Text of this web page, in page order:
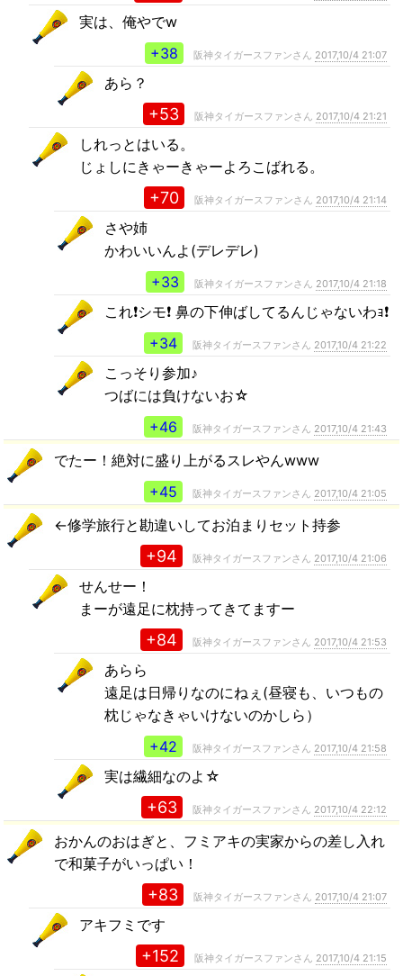
実は、俺やでw
+38
阪神タイガースファンさん 2017,10/4 21:07
あら？
+53 阪神タイガースファンさん 2017,10/4 21:21
しれっとはいる。
じょしにきゃーきゃーよろこばれる。
+70 阪神タイガースファンさん 2017,10/4 21:14
さや姉
かわいいんよ(デレデレ)
+33
阪神タイガースファンさん 2017,10/4 21:18
これ❗シモ❗ 鼻の下伸ばしてるんじゃないわｮ❗
+34
阪神タイガースファンさん 2017,10/4 21:22
こっそり参加♪
つばには負けないお☆
+46
阪神タイガースファンさん 2017,10/4 21:43
でたー！絶対に盛り上がるスレやんwww
+45
阪神タイガースファンさん 2017,10/4 21:05
←修学旅行と勘違いしてお泊まりセット持参
+94 阪神タイガースファンさん 2017,10/4 21:06
せんせー！
まーが遠足に枕持ってきてますー
+84 阪神タイガースファンさん 2017,10/4 21:53
あらら
遠足は日帰りなのにねぇ(昼寝も、いつもの
枕じゃなきゃいけないのかしら）
+42
阪神タイガースファンさん 2017,10/4 21:58
実は繊細なのよ☆
+63 阪神タイガースファンさん 2017,10/4 22:12
おかんのおはぎと、フミアキの実家からの差し入れ
で和菓子がいっぱい！
+83 阪神タイガースファンさん 2017,10/4 21:07
アキフミです
+152 阪神タイガースファンさん 2017,10/4 21:15